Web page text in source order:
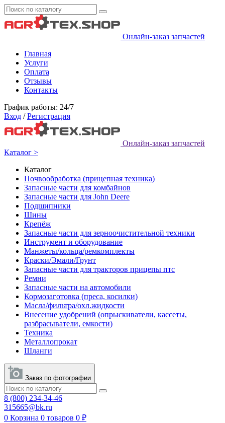
Онлайн-заказ запчастей
Главная
Услуги
Оплата
Отзывы
Контакты
График работы: 24/7
Вход / Регистрация
Онлайн-заказ запчастей
Каталог >
Каталог
Почвообработка (прицепная техника)
Запасные части для комбайнов
Запасные части для John Deere
Подшипники
Шины
Крепёж
Запасные части для зерноочистительной техники
Инструмент и оборудование
Манжеты/кольца/ремкомплекты
Краски/Эмали/Грунт
Запасные части для тракторов прицепы птс
Ремни
Запасные части на автомобили
Кормозаготовка (преса, косилки)
Масла/фильтра/охл.жидкости
Внесение удобрений (опрыскиватели, кассеты,
разбрасыватели, емкости)
Техника
Металлопрокат
Шланги
Заказ по фотографии
8 (800) 234-34-46
315665@bk.ru
0 Корзина 0 товаров 0 ₽